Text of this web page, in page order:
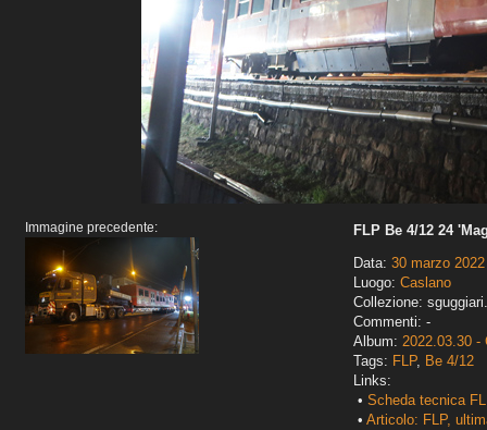
Immagine precedente:
FLP Be 4/12 24
Data: 30 marzo 2022
Luogo: Caslano
Collezione:
Commenti: -
Album: 2022.03.30 -
Tags: FLP, Be 4/12
Links:
• Scheda tecnica
• Articolo: FLP,